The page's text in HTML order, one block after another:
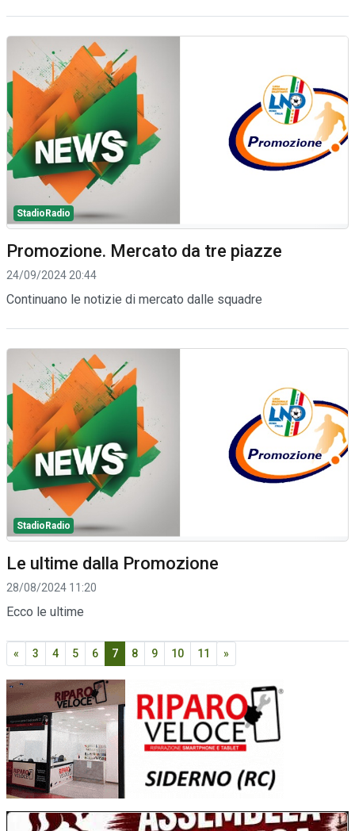
StadioRadio
Promozione. Mercato da tre piazze
24/09/2024 20:44
Continuano le notizie di mercato dalle squadre
StadioRadio
Le ultime dalla Promozione
28/08/2024 11:20
Ecco le ultime
« 3 4 5 6 7 8 9 10 11 »